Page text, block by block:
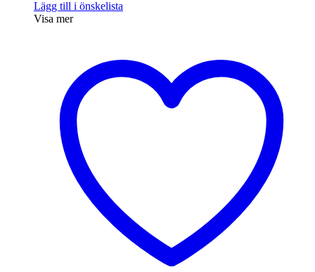
Lägg till i önskelista
Visa mer